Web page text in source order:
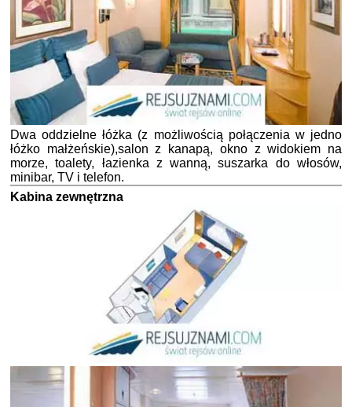
Dwa oddzielne łóżka (z możliwością połączenia w jedno
łóżko małżeńskie),salon z kanapą, okno z widokiem na
morze, toalety, łazienka z wanną, suszarka do włosów,
minibar, TV i telefon.
Kabina zewnętrzna